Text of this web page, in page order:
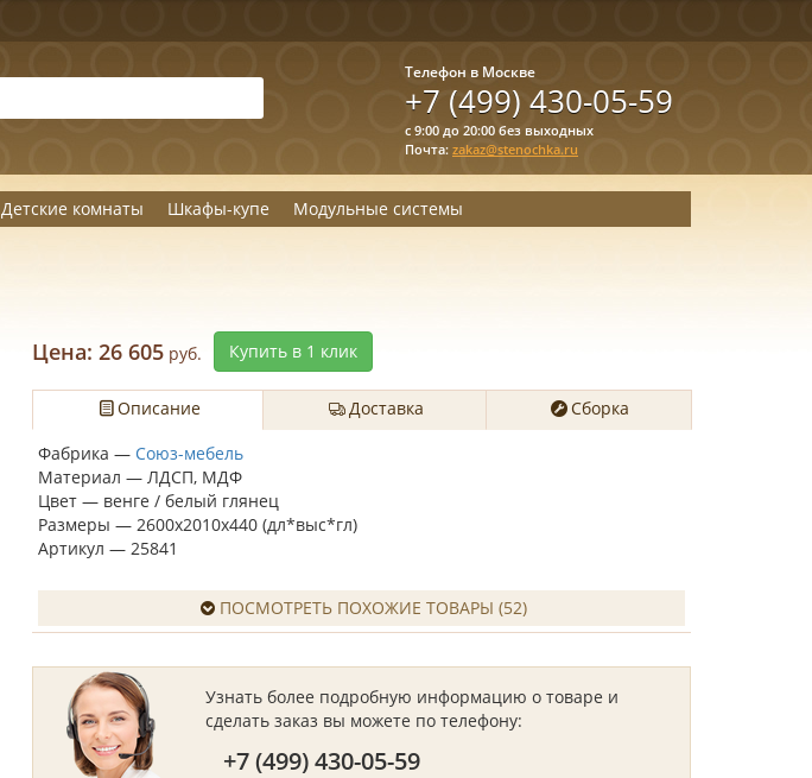
Телефон в Москве
+7 (499) 430-05-59
с 9:00 до 20:00 без выходных
Почта: zakaz@stenochka.ru
Детские комнаты Шкафы-купе Модульные системы
Цена: 26 605 руб. Купить в 1 клик
Описание Доставка
Сборка
Фабрика — Союз-мебель
Материал — ЛДСП, МДФ
Цвет — венге / белый глянец
Размеры — 2600х2010х440 (дл*выс*гл)
Артикул — 25841
ПОСМОТРЕТЬ ПОХОЖИЕ ТОВАРЫ (52)
Узнать более подробную информацию о товаре и
сделать заказ вы можете по телефону:
+7 (499) 430-05-59